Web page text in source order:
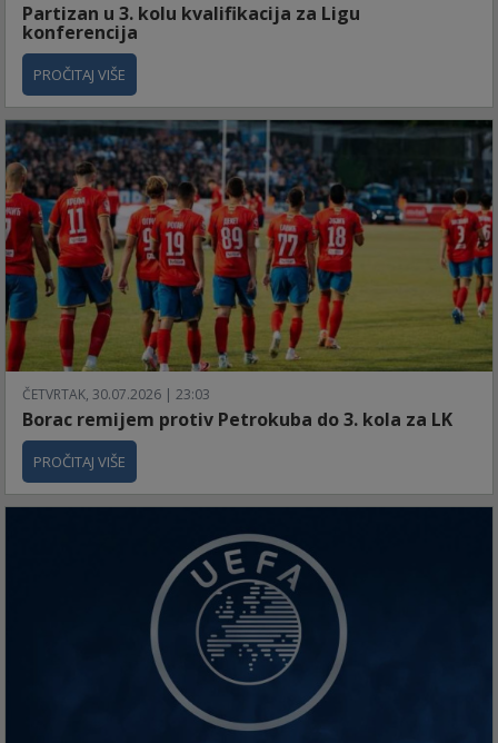
Partizan u 3. kolu kvalifikacija za Ligu
konferencija
PROČITAJ VIŠE
ČETVRTAK, 30.07.2026 | 23:03
Borac remijem protiv Petrokuba do 3. kola za LK
PROČITAJ VIŠE